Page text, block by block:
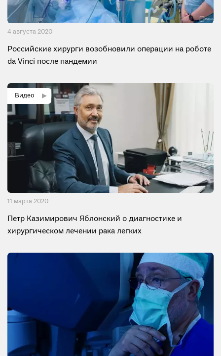
4 августа 2020
Российские хирурги возобновили операции на роботе
da Vinci после пандемии
11 мартa 2020
Петр Казимирович Яблонский о диагностике и
хирургическом лечении рака легких